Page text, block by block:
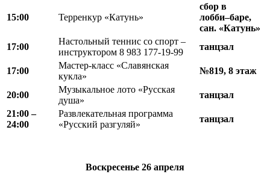
15:00 Терренкур «Катунь»
сбор в
лобби–баре,
сан. «Катунь»
17:00
Настольный теннис со спорт –
инструктором 8 983 177-19-99
танцзал
17:00
Мастер-класс «Славянская
кукла»
№819, 8 этаж
20:00
Музыкальное лото «Русская
душа»
танцзал
21:00 –
24:00
Развлекательная программа
«Русский разгуляй»
танцзал
Воскресенье 26 апреля